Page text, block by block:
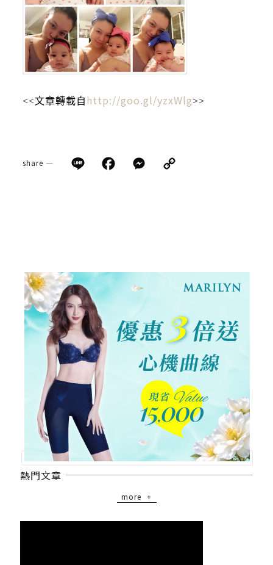
<<文章轉載自 http://goo.gl/yzxWlg>>
share — Line Facebook
Messenger
熱門文章
more